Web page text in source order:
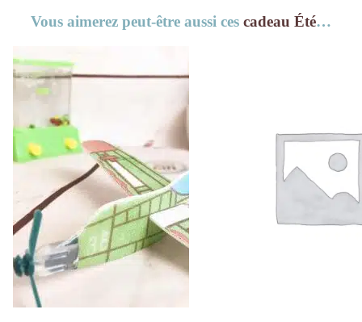
Vous aimerez peut-être aussi ces cadeau Été…